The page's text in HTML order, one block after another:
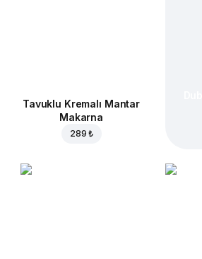
Tavuklu Kremalı Mantar
Makarna
289 ₺